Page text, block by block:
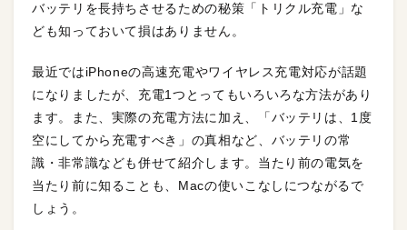
バッテリを長持ちさせるための秘策「トリクル充電」な
ども知っておいて損はありません。
最近ではiPhoneの高速充電やワイヤレス充電対応が話題
になりましたが、充電1つとってもいろいろな方法があり
ます。また、実際の充電方法に加え、「バッテリは、1度
空にしてから充電すべき」の真相など、バッテリの常
識・非常識なども併せて紹介します。当たり前の電気を
当たり前に知ることも、Macの使いこなしにつながるで
しょう。